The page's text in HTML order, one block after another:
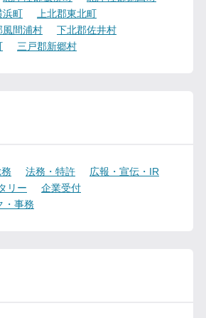
浜町
上北郡東北町
風間浦村
下北郡佐井村
三戸郡新郷村
法務・特許
広報・宣伝・IR
リー
企業受付
・事務